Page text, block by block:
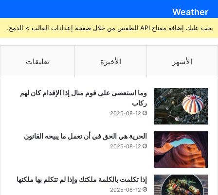
Weather
يجب عليك إضافة مفتاح API للطقس من خلال صفحة إعدادات القالب > الدمج.
الأشهر الأخيرة تعليقات
وما استعصى على قوم منال إذا الإقدام كان لهم
ركاب
2025-08-12
الحرية هي الحق في أن تعمل ما يبيحه القانون
2025-08-12
إذا تكلمت بالكلمة ملكتك وإذا لم تتكلم بها ملكتها
2025-08-12